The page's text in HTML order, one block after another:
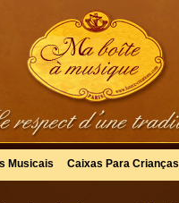
Musicais Caixas Para Crianças